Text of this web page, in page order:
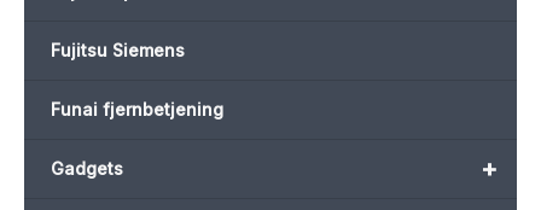
Fujitsu Siemens
Funai fjernbetjening
+
Gadgets